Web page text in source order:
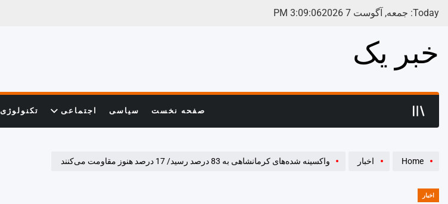
Today: جمعه, آگوست 7 2026 3:09:07
PM
خبر یک
صفحه نخست سیاسی اجتماعی تکنولوژی
Home اخبار واکسینه شده‌های کرمانشاهی به 83 درصد رسید/ 17 درصد هنوز مقاومت می‌کنند
POSTED
اخبار